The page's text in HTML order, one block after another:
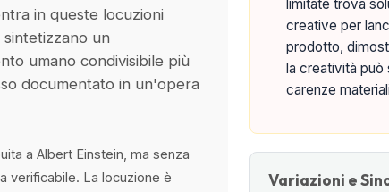
in queste locuzioni
un
umano condivisibile più
documentato in un'opera
a Albert Einstein, ma senza
verificabile. La locuzione è
limitate trova
creative per
prodotto,
la creatività può
carenze
Variazioni e